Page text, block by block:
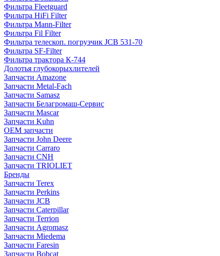
Фильтра Fleetguard
Фильтра HiFi Filter
Фильтра Mann-Filter
Фильтра Fil Filter
Фильтра телескоп. погрузчик JCB 531-70
Фильтра SF-Filter
Фильтра трактора К-744
Долотья глубокорыхлителей
Запчасти Amazone
Запчасти Metal-Fach
Запчасти Samasz
Запчасти Белагромаш-Сервис
Запчасти Mascar
Запчасти Kuhn
OEM запчасти
Запчасти John Deere
Запчасти Carraro
Запчасти CNH
Запчасти TRIOLIET
Бренды
Запчасти Terex
Запчасти Perkins
Запчасти JCB
Запчасти Caterpillar
Запчасти Terrion
Запчасти Agromasz
Запчасти Miedema
Запчасти Faresin
Запчасти Bobcat